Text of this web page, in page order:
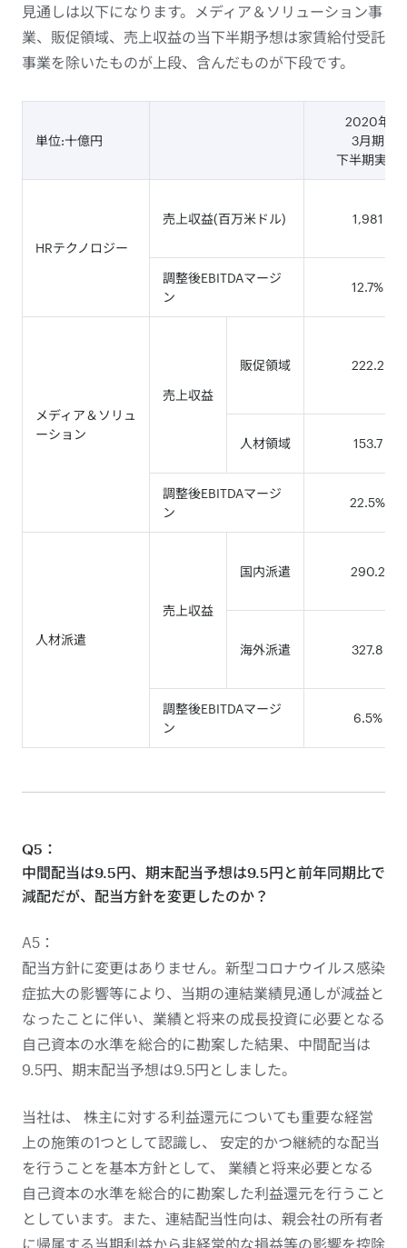
見通しは以下になります。メディア＆ソリューション事
業、販促領域、売上収益の当下半期予想は家賃給付受託
事業を除いたものが上段、含んだものが下段です。
単位:十億円
2020年
3月期
下半期実績
HRテクノロジー
売上収益(百万米ドル) 1,981
調整後EBITDAマージ
ン
12.7%
メディア＆ソリュ
ーション
売上収益
販促領域 222.2
人材領域 153.7
調整後EBITDAマージ
ン
22.5%
人材派遣
売上収益
国内派遣 290.2
海外派遣 327.8
調整後EBITDAマージ
ン
6.5%
Q5：
中間配当は9.5円、期末配当予想は9.5円と前年同期比で
減配だが、配当方針を変更したのか？
A5：
配当方針に変更はありません。新型コロナウイルス感染
症拡大の影響等により、当期の連結業績見通しが減益と
なったことに伴い、業績と将来の成長投資に必要となる
自己資本の水準を総合的に勘案した結果、中間配当は
9.5円、期末配当予想は9.5円としました。
当社は、 株主に対する利益還元についても重要な経営
上の施策の1つとして認識し、 安定的かつ継続的な配当
を行うことを基本方針として、 業績と将来必要となる
自己資本の水準を総合的に勘案した利益還元を行うこと
としています。また、連結配当性向は、親会社の所有者
に帰属する当期利益から非経常的な損益等の影響を控除